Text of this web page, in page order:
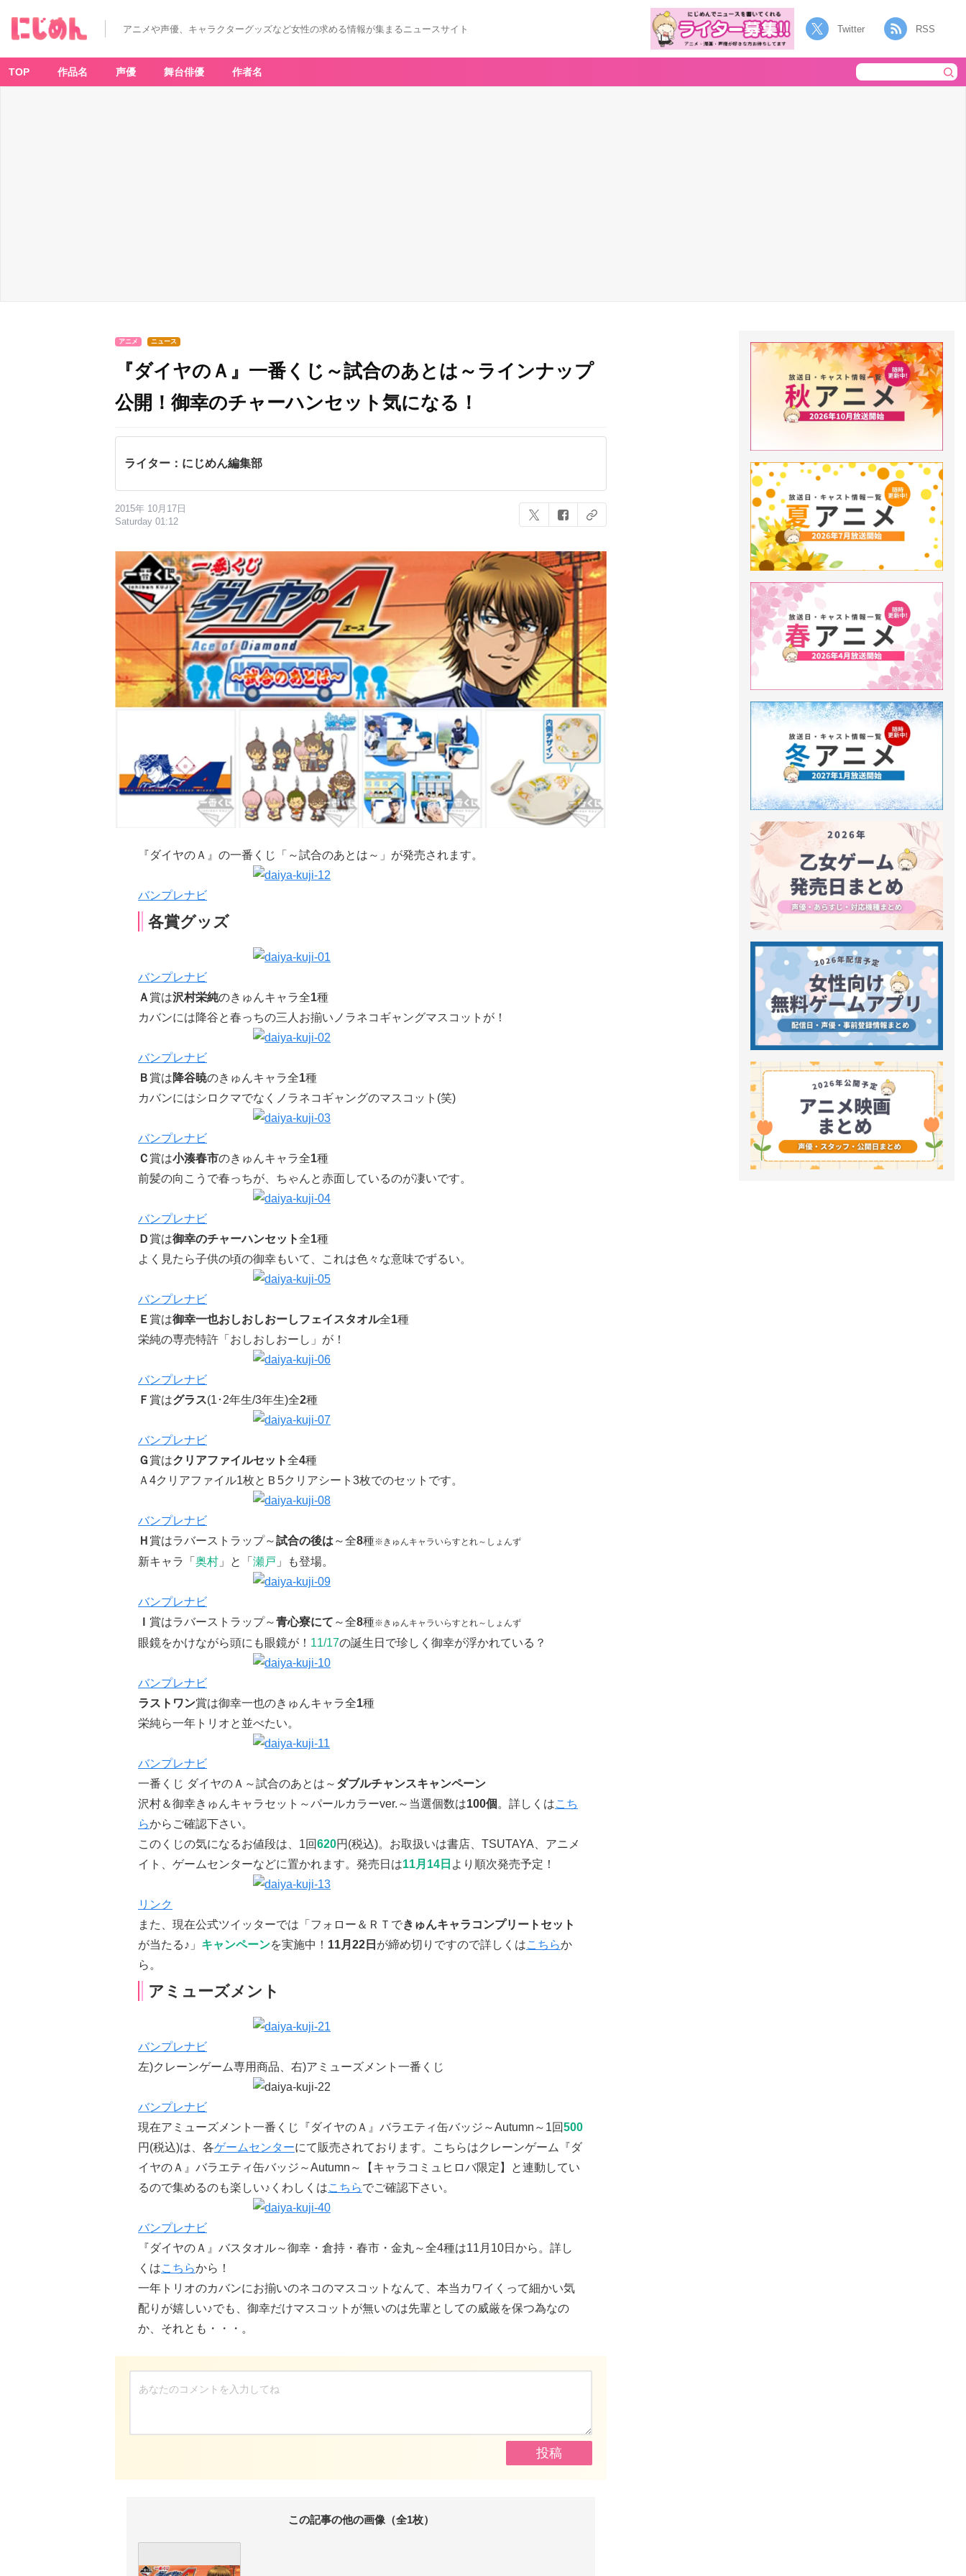
アニメや声優、キャラクターグッズなど女性の求める情報が集まるニュースサイト Twitter RSS
TOP 作品名 声優 舞台俳優 作者名
アニメ ニュース
『ダイヤのＡ』一番くじ～試合のあとは～ラインナップ
公開！御幸のチャーハンセット気になる！
ライター：にじめん編集部
2015年 10月17日
Saturday 01:12
『ダイヤのＡ』の一番くじ「～試合のあとは～」が発売されます。
バンプレナビ
各賞グッズ
バンプレナビ
Ａ 賞は沢村栄純のきゅんキャラ全1種
カバンには降谷と春っちの三人お揃いノラネコギャングマスコットが！
バンプレナビ
Ｂ 賞は降谷暁のきゅんキャラ全1種
カバンにはシロクマでなくノラネコギャングのマスコット(笑)
バンプレナビ
Ｃ 賞は小湊春市のきゅんキャラ全1種
前髪の向こうで春っちが、ちゃんと赤面しているのが凄いです。
バンプレナビ
Ｄ 賞は御幸のチャーハンセット全1種
よく見たら子供の頃の御幸もいて、これは色々な意味でずるい。
バンプレナビ
Ｅ 賞は御幸一也おしおしおーしフェイスタオル全1種
栄純の専売特許「おしおしおーし」が！
バンプレナビ
Ｆ 賞はグラス(1･2年生/3年生)全2種
バンプレナビ
Ｇ 賞はクリアファイルセット全4種
Ａ4クリアファイル1枚とＢ5クリアシート3枚でのセットです。
バンプレナビ
Ｈ 賞はラバーストラップ～試合の後は ～全8種※きゅんキャラいらすとれ～しょんず
新キャラ「 奥村 」と「 瀬戸 」も登場。
バンプレナビ
Ｉ 賞はラバーストラップ～青心寮にて ～全8種※きゅんキャラいらすとれ～しょんず
眼鏡をかけながら頭にも眼鏡が！ 11/17の誕生日で珍しく御幸が浮かれている？
バンプレナビ
ラストワン賞は御幸一也のきゅんキャラ全1種
栄純ら一年トリオと並べたい。
バンプレナビ
一番くじ ダイヤのＡ～試合のあとは～ ダブルチャンスキャンペーン
沢村＆御幸きゅんキャラセット～パールカラーver.～当選個数は100個 。詳しくはこち
らからご確認下さい。
このくじの気になるお値段は、1回620円(税込)。お取扱いは書店、TSUTAYA、アニメ
イト、ゲームセンターなどに置かれます。発売日は11月14日 より順次発売予定！
リンク
また、現在公式ツイッターでは「フォロー＆ＲＴできゅんキャラコンプリートセット
が当たる♪」 キャンペーンを実施中！ 11月22日 が締め切りですので詳しくはこちらか
ら。
アミューズメント
バンプレナビ
左)クレーンゲーム専用商品、右)アミューズメント一番くじ
バンプレナビ
現在アミューズメント一番くじ『ダイヤのＡ』バラエティ缶バッジ～Autumn～1回500
円(税込)は、各ゲームセンターにて販売されております。こちらはクレーンゲーム『ダ
イヤのＡ』バラエティ缶バッジ～Autumn～【キャラコミュヒロバ限定】と連動してい
るので集めるのも楽しい♪くわしくはこちらでご確認下さい。
バンプレナビ
『ダイヤのＡ』バスタオル～御幸・倉持・春市・金丸～全4種は11月10日から。詳し
くはこちらから！
一年トリオのカバンにお揃いのネコのマスコットなんて、本当カワイくって細かい気
配りが嬉しい♪でも、御幸だけマスコットが無いのは先輩としての威厳を保つ為なの
か、それとも・・・。
この記事の他の画像（全1枚）